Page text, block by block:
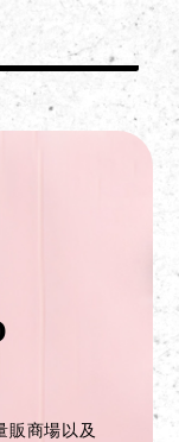
販商場以及